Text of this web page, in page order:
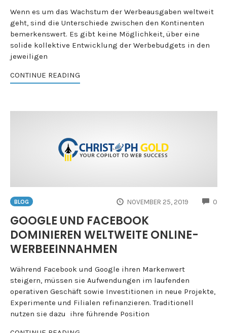
Wenn es um das Wachstum der Werbeausgaben weltweit
geht, sind die Unterschiede zwischen den Kontinenten
bemerkenswert. Es gibt keine Möglichkeit, über eine
solide kollektive Entwicklung der Werbebudgets in den
jeweiligen
CONTINUE READING
BLOG NOVEMBER 25, 2019 0
GOOGLE UND FACEBOOK
DOMINIEREN WELTWEITE ONLINE-
WERBEEINNAHMEN
Während Facebook und Google ihren Markenwert
steigern, müssen sie Aufwendungen im laufenden
operativen Geschäft sowie Investitionen in neue Projekte,
Experimente und Filialen refinanzieren. Traditionell
nutzen sie dazu ihre führende Position